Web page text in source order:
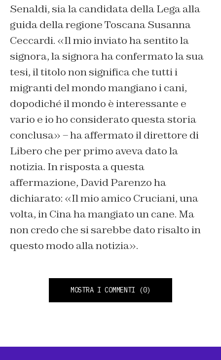
Senaldi, sia la candidata della Lega alla
guida della regione Toscana Susanna
Ceccardi. «Il mio inviato ha sentito la
signora, la signora ha confermato la sua
tesi, il titolo non significa che tutti i
migranti del mondo mangiano i cani,
dopodiché il mondo è interessante e
vario e io ho considerato questa storia
conclusa» – ha affermato il direttore di
Libero che per primo aveva dato la
notizia. In risposta a questa
affermazione, David Parenzo ha
dichiarato: «Il mio amico Cruciani, una
volta, in Cina ha mangiato un cane. Ma
non credo che si sarebbe dato risalto in
questo modo alla notizia».
MOSTRA I COMMENTI (0)